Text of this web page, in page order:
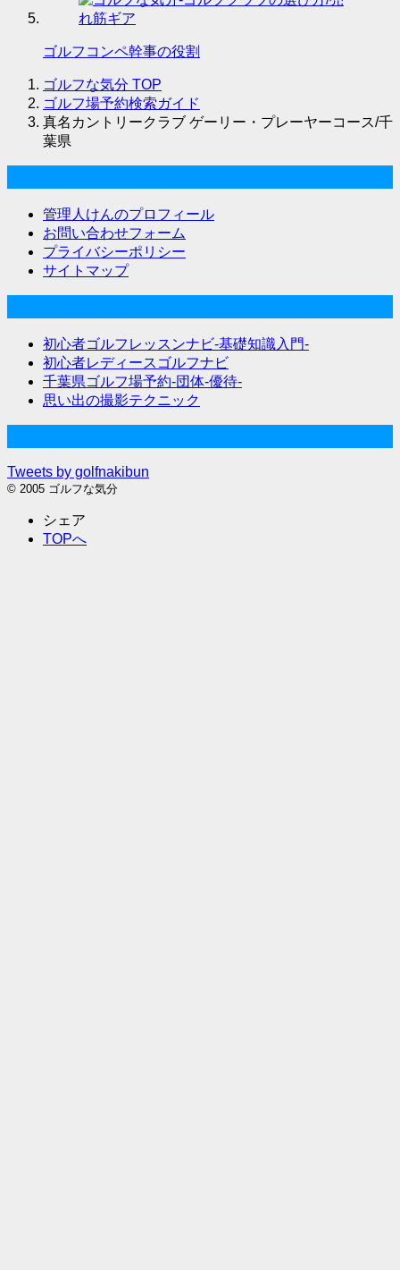
ゴルフコンペ幹事の役割
ゴルフな気分 TOP
ゴルフ場予約検索ガイド
真名カントリークラブ ゲーリー・プレーヤーコース/千
葉県
管理人けんのプロフィール
お問い合わせフォーム
プライバシーポリシー
サイトマップ
初心者ゴルフレッスンナビ-基礎知識入門-
初心者レディースゴルフナビ
千葉県ゴルフ場予約-団体-優待-
思い出の撮影テクニック
Tweets by golfnakibun
© 2005 ゴルフな気分
シェア
TOPへ